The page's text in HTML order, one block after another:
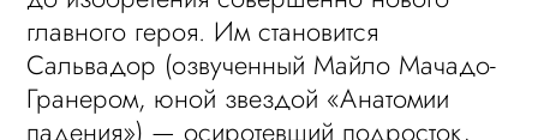
главного героя. Им становится
Сальвадор (озвученный Майло Мачадо-
Гранером, юной звездой «Анатомии
падения») — осиротевший подросток,